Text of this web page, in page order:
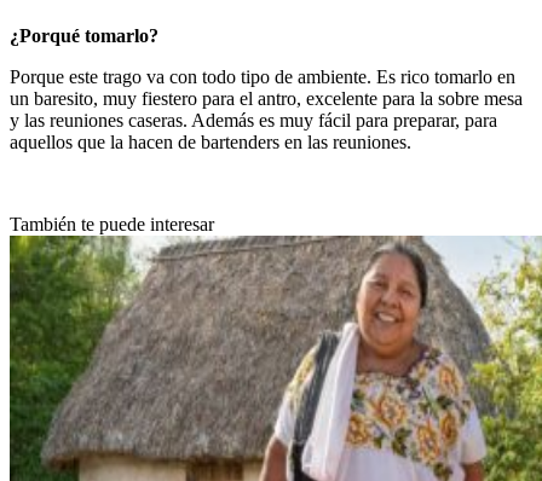
¿Porqué tomarlo?
Porque este trago va con todo tipo de ambiente. Es rico tomarlo en
un baresito, muy fiestero para el antro, excelente para la sobre mesa
y las reuniones caseras. Además es muy fácil para preparar, para
aquellos que la hacen de bartenders en las reuniones.
También te puede interesar